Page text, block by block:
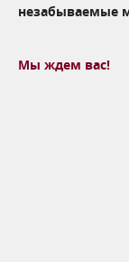
незабываемые
Мы ждем вас!